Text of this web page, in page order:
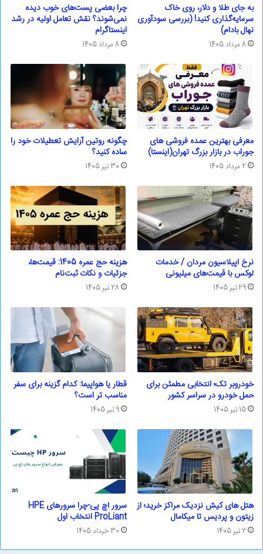
به جای طلا و دلار، روی خاک
سرمایه‌گذاری کنید! (بررسی سودآوری
نهال بادام)
8 مرداد 1405
چرا بعضی پست‌های خوب دیده
نمی‌شوند؟ نقش تعامل اولیه در رشد
اینستاگرام
8 مرداد 1405
معرفی بهترین عمده فروشی های
جوراب در بازار بزرگ تهران(اینستا)
2 مرداد 1405
چگونه روتین آرایش تعطیلات خود را
ساده کنید؟
30 تیر 1405
نرخ اپیلاسیون مردان / خدمات
لوکس با قیمت‌های میلیونی
29 تیر 1405
هزینه حج عمره 1405: قیمت‌ها،
جزئیات و نکات ثبت‌نام
28 تیر 1405
خودروبر تک؛ انتخابی مطمئن برای
حمل خودرو در سراسر کشور
15 تیر 1405
قطار یا هواپیما: کدام گزینه برای سفر
مناسب تر است؟
9 تیر 1405
هتل های کیش نزدیک مراکز خرید؛ از
زیتون و پردیس تا میکامال
2 تیر 1405
سرور اچ پی-چرا سرورهای HPE
ProLiant انتخاب اول
30 خرداد 1405